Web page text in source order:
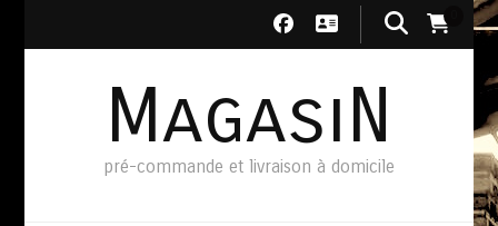
MagasiN
pré-commande et livraison à domicile